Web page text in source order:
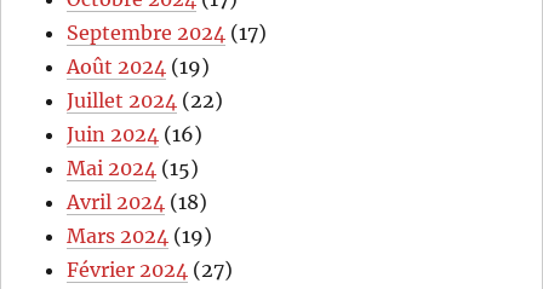
Septembre 2024 (17)
Août 2024 (19)
Juillet 2024 (22)
Juin 2024 (16)
Mai 2024 (15)
Avril 2024 (18)
Mars 2024 (19)
Février 2024 (27)